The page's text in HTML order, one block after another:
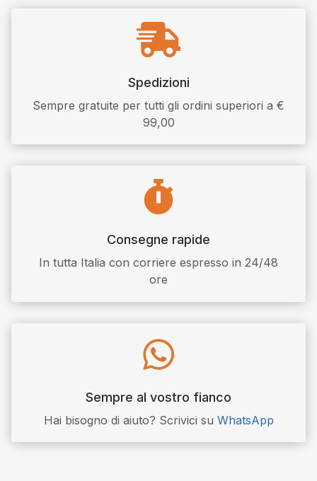

Spedizioni
Sempre gratuite per tutti gli ordini superiori a €
99,00

Consegne rapide
In tutta Italia con corriere espresso in 24/48
ore

Sempre al vostro fianco
Hai bisogno di aiuto? Scrivici su WhatsApp